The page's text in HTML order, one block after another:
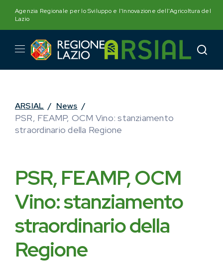
content
Agenzia Regionale per lo Sviluppo e l'Innovazione dell'Agricoltura del
Lazio
ARSIAL / News /
PSR, FEAMP, OCM Vino: stanziamento
straordinario della Regione
PSR, FEAMP, OCM
Vino: stanziamento
straordinario della
Regione